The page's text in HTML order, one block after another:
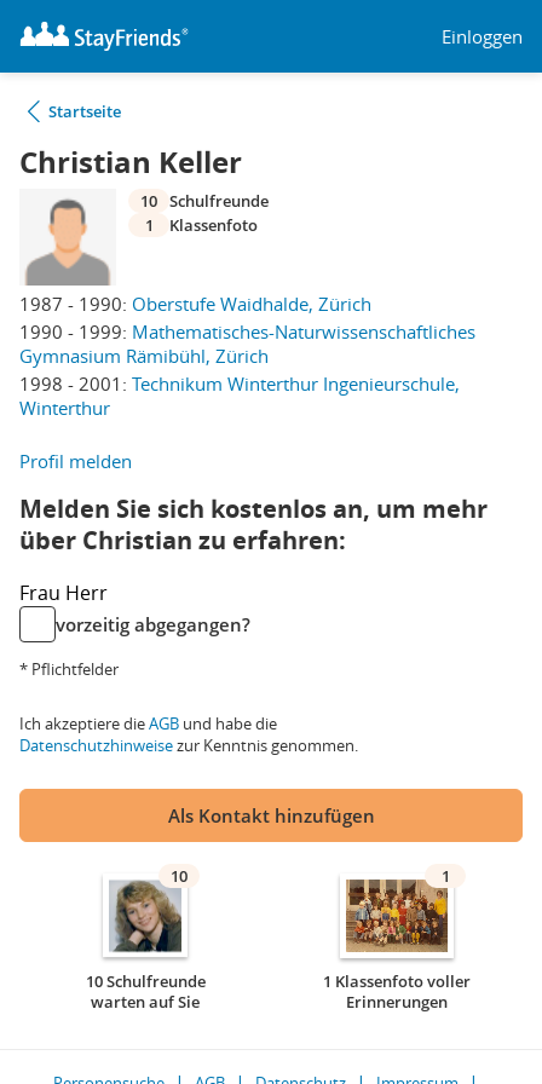
Einloggen
Startseite
Christian Keller
1987 - 1990: Oberstufe Waidhalde, Zürich
1990 - 1999: Mathematisches-Naturwissenschaftliches
Gymnasium Rämibühl, Zürich
1998 - 2001: Technikum Winterthur Ingenieurschule,
Winterthur
10 Schulfreunde
1
Klassenfoto
Profil melden
Melden Sie sich kostenlos an, um mehr
über Christian zu erfahren:
Frau Herr
vorzeitig abgegangen?
* Pflichtfelder
Ich akzeptiere dieAGB und habe die
Datenschutzhinweisezur Kenntnis genommen.
Als Kontakt hinzufügen
10
10 Schulfreunde
warten auf Sie
1
1 Klassenfoto voller
Erinnerungen